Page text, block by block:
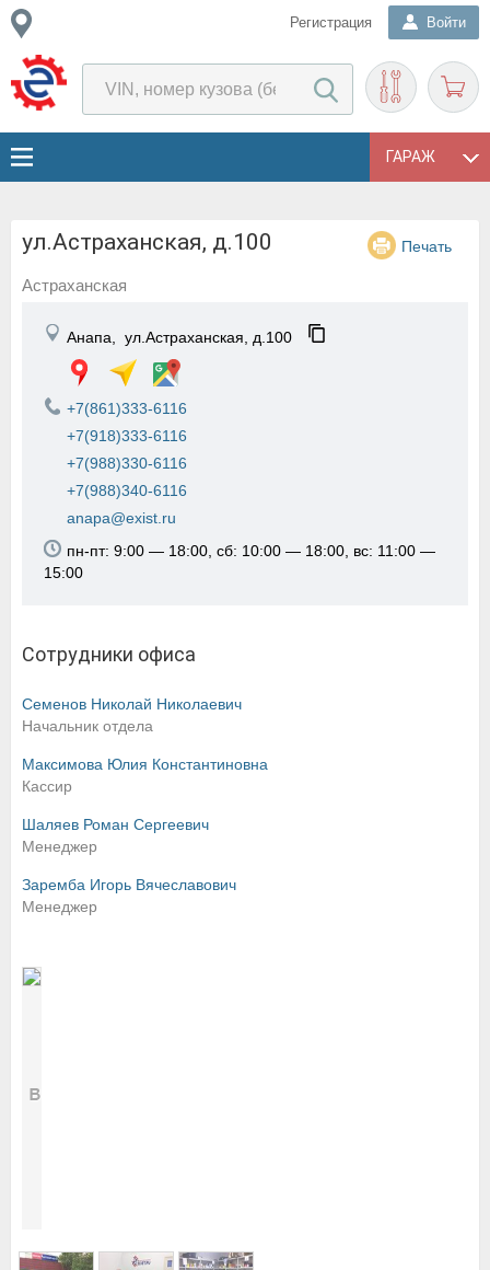
Регистрация Войти
ГАРАЖ
ул.Астраханская, д.100 Печать
Астраханская
Анапа, ул.Астраханская, д.100
+7(861)333-6116
+7(918)333-6116
+7(988)330-6116
+7(988)340-6116
anapa@exist.ru
пн-пт: 9:00 — 18:00, сб: 10:00 — 18:00, вс: 11:00 —
15:00
Сотрудники офиса
Семенов Николай Николаевич
Начальник отдела
Максимова Юлия Константиновна
Кассир
Шаляев Роман Сергеевич
Менеджер
Заремба Игорь Вячеславович
Менеджер